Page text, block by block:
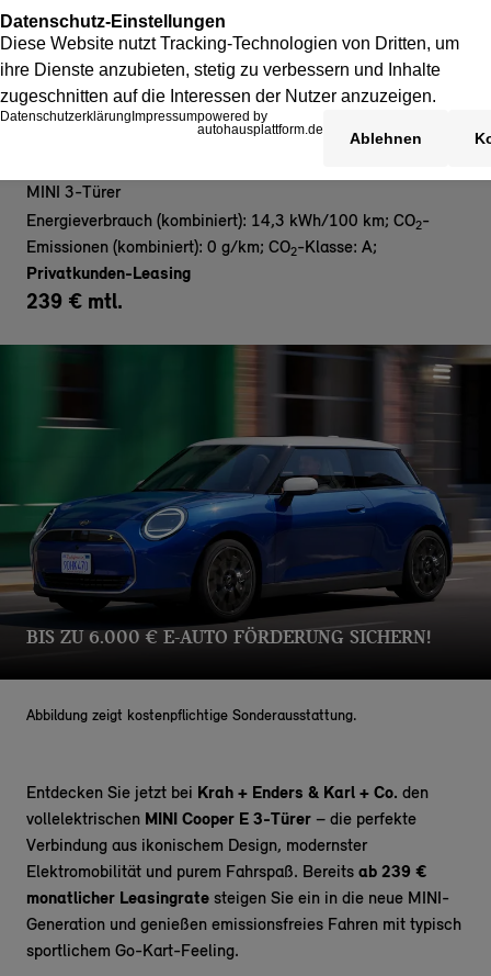
MINI 3-Türer
Energieverbrauch (kombiniert): 14,3 kWh/100 km; CO2-
Emissionen (kombiniert): 0 g/km; CO2-Klasse: A;
Privatkunden-Leasing
239 € mtl.
BIS ZU 6.000 € E-AUTO FÖRDERUNG SICHERN!
Abbildung zeigt kostenpflichtige Sonderausstattung.
Entdecken Sie jetzt bei Krah + Enders & Karl + Co. den
vollelektrischen MINI Cooper E 3-Türer – die perfekte
Verbindung aus ikonischem Design, modernster
Elektromobilität und purem Fahrspaß. Bereits ab 239 €
monatlicher Leasingrate steigen Sie ein in die neue MINI-
Generation und genießen emissionsfreies Fahren mit typisch
sportlichem Go-Kart-Feeling.